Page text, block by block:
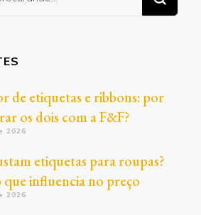
de etiquetas e ribbons: por
os dois com a F&F?
2026
etiquetas para roupas?
que influencia no preço
2026